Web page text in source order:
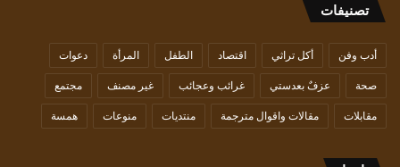
تصنيفات
أدب وفن أكل تراثي اقتصاد الطفل المرأة دعوات
صحة عزفٌ بعدستي غرائب وعجائب غير مصنف مجتمع
مقابلات مقالات واقوال مترجمة منتديات منوعات همسة